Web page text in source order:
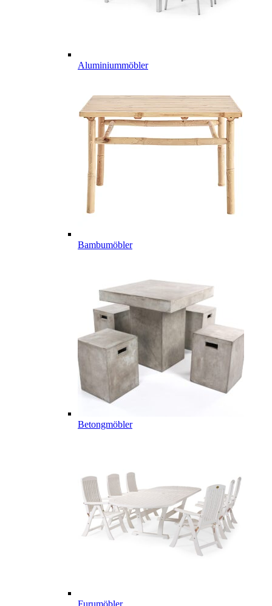
Aluminiummöbler
Bambumöbler
Betongmöbler
Furumöbler